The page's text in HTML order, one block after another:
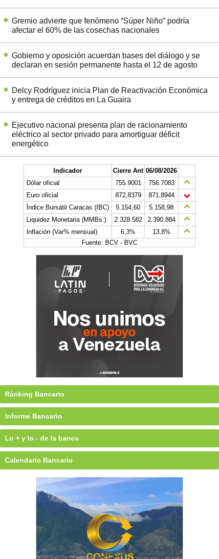
Gremio advierte que fenómeno “Súper Niño” podría
afectar el 60% de las cosechas nacionales
Gobierno y oposición acuerdan bases del diálogo y se
declaran en sesión permanente hasta el 12 de agosto
Delcy Rodríguez inicia Plan de Reactivación Económica
y entrega de créditos en La Guaira
Ejecutivo nacional presenta plan de racionamiento
eléctrico al sector privado para amortiguar déficit
energético
Indicador Cierre Ant 06/08/2026
Dólar oficial
755.9001
756.7083
Euro oficial
872,8379
871,8944
Índice Bursátil Caracas (IBC)
5.154,60
5.158,98
Liquidez Monetaria (MMBs.)
2.328.582
2.390.884
Inflación (Var% mensual)
6,3%
13,8%
Fuente: BCV - BVC
Ránking Bancario
Informe Bancario
Lo + y lo - de la banca
Calendario Bancario